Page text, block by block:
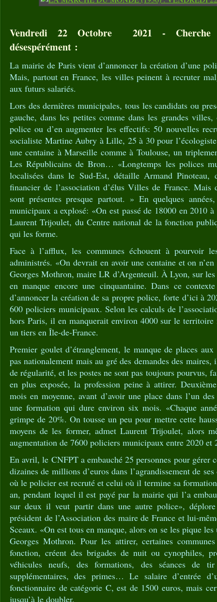
Vendredi 22 Octobre 2021 - Cherche
désespérément :
La mairie de Paris vient d’annoncer la création d’une
Mais, partout en France, les villes peinent à recruter
aux futurs salariés.
Lors des dernières municipales, tous les candidats ou
gauche, dans les petites comme dans les grandes
police ou d’en augmenter les effectifs: 50 nouvelles
socialiste Martine Aubry à Lille, 25 à 30 pour
une centaine à Marseille comme à Toulouse, un
Les Républicains de Bron… «Longtemps les polices
localisées dans le Sud-Est, détaille Armand Pinoteau,
financier de l’association d’élus Villes de France. Mais
sont présentes presque partout. » En quelques
municipaux a explosé: «On est passé de 18000 en 2010
Laurent Trijoulet, du Centre national de la fonction
qui les forme.
Face à l’afflux, les communes échouent à pourvoir
administrés. «On devrait en avoir une centaine et on
Georges Mothron, maire LR d’Argenteuil. À Lyon, sur
en manque encore une cinquantaine. Dans ce
d’annoncer la création de sa propre police, forte d’ici à
600 policiers municipaux. Selon les calculs de
hors Paris, il en manquerait environ 4000 sur le
un tiers en Île-de-France.
Premier goulet d’étranglement, le manque de places
pas nationalement mais au gré des demandes des
de régularité, et les postes ne sont pas toujours pourvus,
en plus exposée, la profession peine à attirer.
mois en moyenne, avant d’avoir une place dans l’un
une formation qui dure environ six mois. «Chaque
grimpe de 20%. On tousse un peu pour mettre cette
moyens de les former, admet Laurent Trijoulet, alors
augmentation de 7600 policiers municipaux entre 2020 et
En avril, le CNFPT a embauché 25 personnes pour gérer
dizaines de millions d’euros dans l’agrandissement de
où le policier est recruté et celui où il termine sa
an, pendant lequel il est payé par la mairie qui l’a
sur deux il veut partir dans une autre police»,
président de l’Association des maire de France et lui-
Sceaux. «On est tous en manque, alors on se les pique
Georges Mothron. Pour les attirer, certaines
fonction, créent des brigades de nuit ou cynophiles,
véhicules neufs, des formations, des séances de
supplémentaires, des primes… Le salaire d’entrée
fonctionnaire de catégorie C, est de 1500 euros, mais
jusqu’à le doubler.